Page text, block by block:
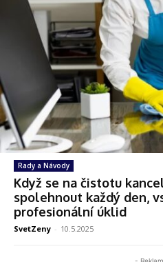
Rady a Návody
Když se na čistotu
spolehnout každý den,
profesionální úklid
SvetZeny - 10.5.2025